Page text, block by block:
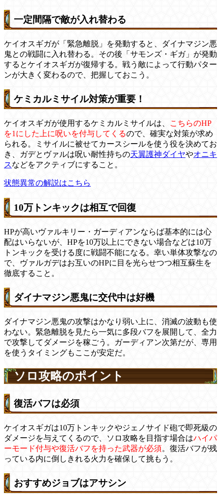
一定間隔で敵が入れ替わる
ケイオスギガが「緊急離脱」を発動すると、ダイナマジン悪
鬼との戦闘に入れ替わる。その後「サモンズ・ギガ」が発動
するとケイオスギガが復帰する。戦う敵によって行動パター
ンが大きく変わるので、把握しておこう。
ケミカルミサイル対策が重要！
ケイオスギガが使用するケミカルミサイルは、
こちらのHP
を1にした上に呪いを付与してくるので、確実な対策が求め
られる。ミサイルに被せてカースシールを使う役を決めてお
き、ガデとヴァルは呪い耐性持ちの天翼護神ダイヤやオニキ
スなどをアクティブにすること。
状態異常の解説はこちら
10万トンキックは相互で回復
HPが高いヴァルキリー・ガーディアンならば基本的には心
配はいらないが、HPを10万以上にできない場合などは10万
トンキックを受ける度に戦闘不能になる。幸い単体攻撃なの
で、ヴァルガデはお互いのHPに目を光らせつつ相互蘇生を
徹底すること。
ダイナマジン悪鬼に交代中は好機
ダイナマジン悪鬼の攻撃はかなり弱い上に、消滅の波動も使
わない。緊急離脱を見たら一気に多段バフを展開して、全力
で攻撃してダメージを稼ごう。ガーディアン次第だが、専用
を使うタイミングもここが安定だ。
ソロ攻略のポイント
復活バフは必須
ケイオスギガは10万トンキックやジェノサイド砲で即死級の
ダメージを与えてくるので、ソロ攻略を目指す場合はハイパ
ーモード付与や復活バフを持った武器が必須。復活バフが残
っている内に倒しきれる火力を確保して挑もう。
おすすめジョブはアサシン